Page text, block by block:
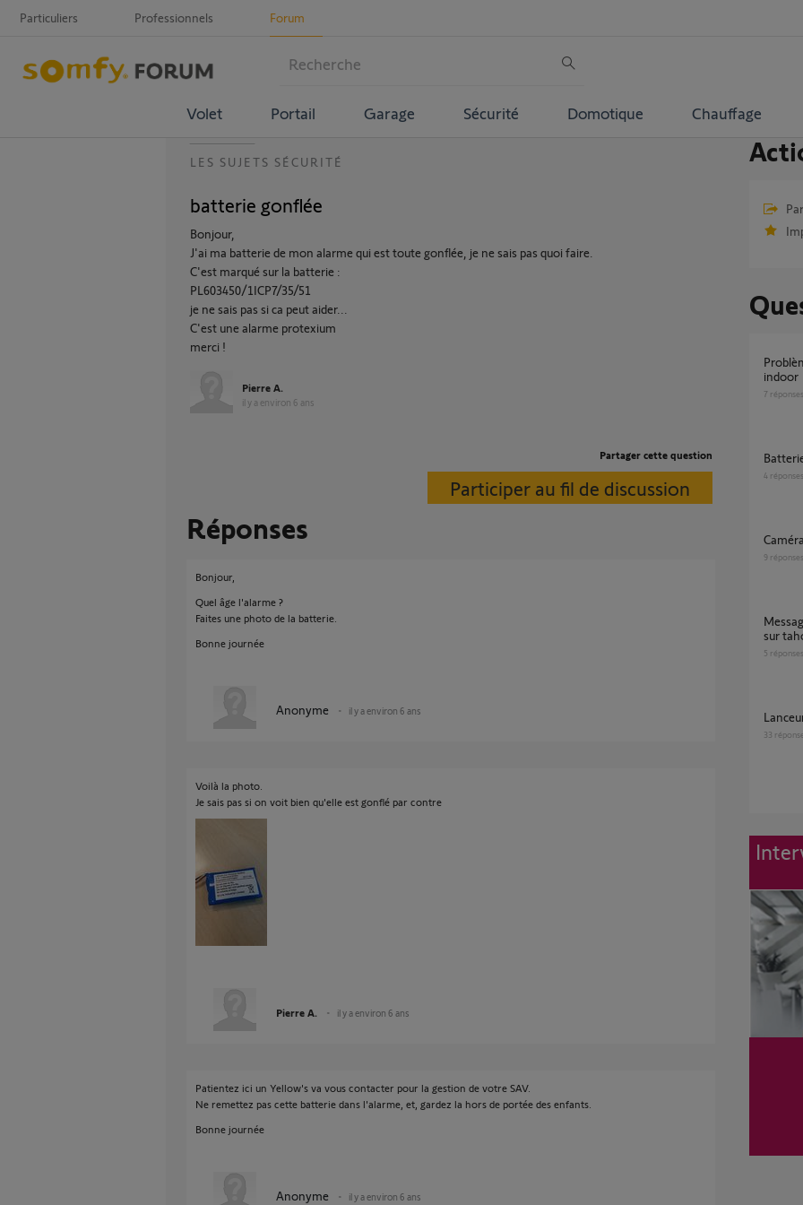
Particuliers Professionnels Forum
Volet Portail Garage Sécurité Domotique Chauffage
LES SUJETS SÉCURITÉ
batterie gonflée
Bonjour,
J'ai ma batterie de mon alarme qui est toute gonflée, je ne sais pas quoi faire.
C'est marqué sur la batterie :
PL603450/1ICP7/35/51
je ne sais pas si ca peut aider...
C'est une alarme protexium
merci !
Pierre A.
il y a environ 6 ans
Partager cette question
Participer au fil de discussion
Réponses
Bonjour,
Quel âge l'alarme ?
Faites une photo de la batterie.
Bonne journée
Anonyme il y a environ 6 ans
Voilà la photo.
Je sais pas si on voit bien qu'elle est gonflé par contre
Pierre A. il y a environ 6 ans
Patientez ici un Yellow's va vous contacter pour la gestion de votre SAV.
Ne remettez pas cette batterie dans l'alarme, et, gardez la hors de portée des enfants.
Bonne journée
Anonyme il y a environ 6 ans
Problème ouverture volet caméra Somfy
indoor
7 réponses
4 réponses
9 réponses
message "batterie faible" et batterie gonflée
sur
5 réponses
33